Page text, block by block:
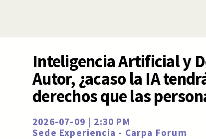
Inteligencia Artificial y
Autor, ¿acaso la IA
derechos que las
2026-07-09 | 2:30 PM
Sede Experiencia - Carpa Forum